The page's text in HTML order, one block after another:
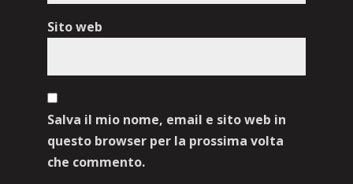
Sito web
Salva il mio nome, email e sito web in
questo browser per la prossima volta
che commento.